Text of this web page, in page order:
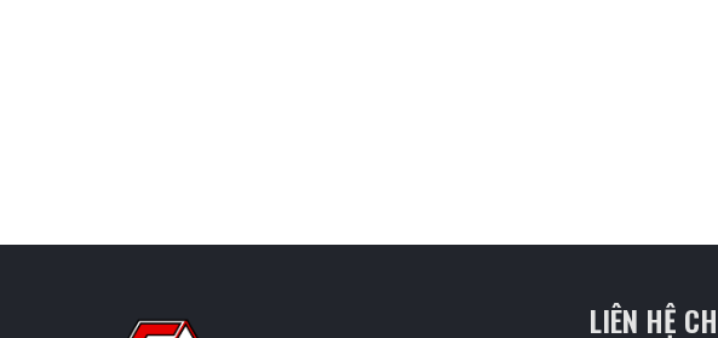
LIÊN HỆ